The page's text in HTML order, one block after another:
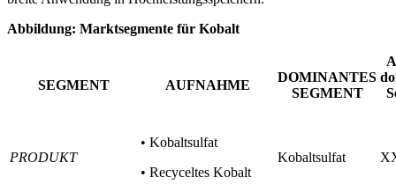
Abbildung: Marktsegmente für Kobalt
SEGMENT AUFNAHME
DOMINANTES
SEGMENT
PRODUKT
• Kobaltsulfat
• Recyceltes Kobalt
Kobaltsulfat